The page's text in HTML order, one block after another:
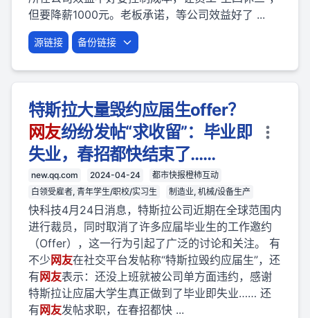
但要降薪1000元。老板承诺，等公司效益好了 ...
源链接 备份链接
特斯拉大量毁约应届生offer？
网友纷纷发帖“求收留”：毕业即
失业，春招都快结束了……
new.qq.com 2024-04-24
都市快报橙柿互动
白领受雇者, 青年学生/职校/实习生
制造业, 机械/设备生产
快科技4月24日消息，特斯拉公司近期在全球范围内
进行裁员，同时取消了许多应届毕业生的工作邀约
（Offer），这一行为引起了广泛的讨论和关注。 有
不少 网友在社交平台发帖称“特斯拉毁约应届生”，还
有 网友表示：还没上班就被公司单方面违约，感谢
特斯拉让应届大学生真正做到了毕业即失业…… 还
有 网友发帖求职，在春招都快 ...